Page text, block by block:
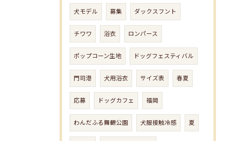
犬モデル 募集 ダックスフント
チワワ 浴衣 ロンパース
ポップコーン生地 ドッグフェスティバル
門司港 犬用浴衣 サイズ表 春夏
応募 ドッグカフェ 福岡
わんだふる舞鶴公園 犬服接触冷感 夏